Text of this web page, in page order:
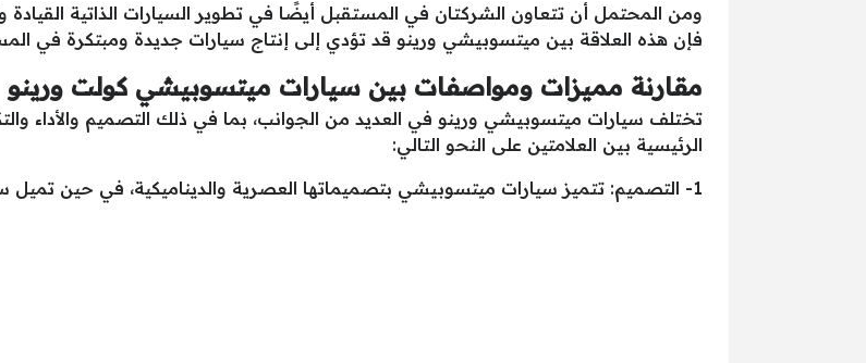
ومن المحتمل أن تتعاون الشركتان في المستقبل أيضًا في تطوير السيارات الذاتية القيادة
فإن هذه العلاقة بين ميتسوبيشي ورينو قد تؤدي إلى إنتاج سيارات جديدة ومبتكرة في
مقارنة مميزات ومواصفات بين سيارات ميتسوبيشي كولت ورينو
تختلف سيارات ميتسوبيشي ورينو في العديد من الجوانب، بما في ذلك التصميم والأداء
الرئيسية بين العلامتين على النحو التالي:
1- التصميم: تتميز سيارات ميتسوبيشي بتصميماتها العصرية والديناميكية، في حين تميل سيارات رينو إلى التصميم الأكثر تقليدي والأنيق.